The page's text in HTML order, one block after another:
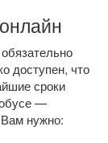
доступен, что
сроки
—
нужно: